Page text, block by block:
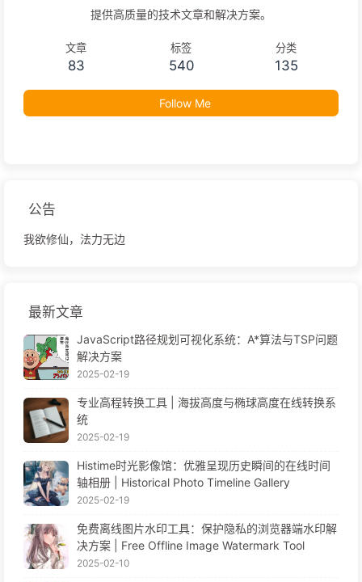
提供高质量的技术文章和解决方案。
文章
83
标签
540
分类
135
Follow Me
公告
我欲修仙，法力无边
最新文章
JavaScript路径规划可视化系统：A*算法与TSP问题
解决方案
2025-02-19
专业高程转换工具 | 海拔高度与椭球高度在线转换系
统
2025-02-19
Histime时光影像馆：优雅呈现历史瞬间的在线时间
轴相册 | Historical Photo Timeline Gallery
2025-02-19
免费离线图片水印工具：保护隐私的浏览器端水印解
决方案 | Free Offline Image Watermark Tool
2025-02-10